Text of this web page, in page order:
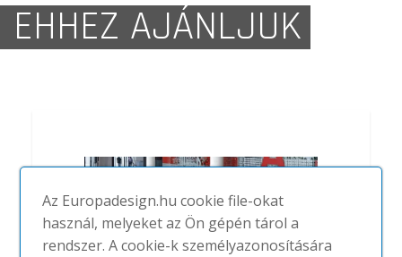
EHHEZ AJÁNLJUK
Az Europadesign.hu cookie file-okat
használ, melyeket az Ön gépén tárol a
rendszer. A cookie-k személyazonosítására